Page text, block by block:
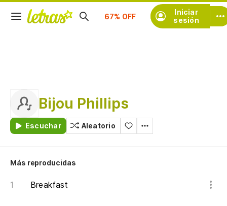
Iniciar
sesión
Suscríbete
Bijou Phillips
Escuchar Aleatorio
Más reproducidas
Breakfast